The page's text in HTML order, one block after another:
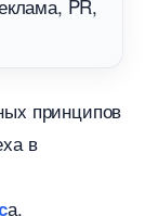
PR,
принципо
а.